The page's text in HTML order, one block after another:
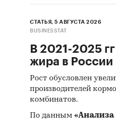
СТАТЬЯ, 5 АВГУСТА 2026
BUSINESSTAT
В 2021-2025
жира в России
Рост обусловлен
производителей
комбинатов.
По данным